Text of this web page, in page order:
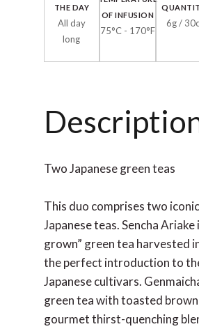
THE DAY
All day
long
OF INFUSION
75°C - 170°F
6g /
Two Japanese green teas
This duo comprises two
Japanese teas. Sencha Ariake
grown” green tea harvested
the perfect introduction to
Japanese cultivars.
green tea with toasted brown
gourmet thirst-quenching